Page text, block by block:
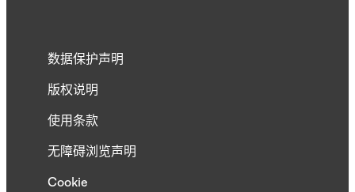
数据保护声明
版权说明
使用条款
无障碍浏览声明
Cookie